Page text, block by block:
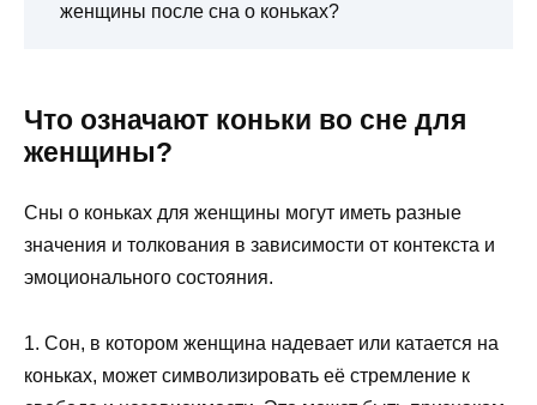
женщины после сна о коньках?
Что означают коньки во сне для
женщины?
Сны о коньках для женщины могут иметь разные
значения и толкования в зависимости от контекста и
эмоционального состояния.
1. Сон, в котором женщина надевает или катается на
коньках, может символизировать её стремление к